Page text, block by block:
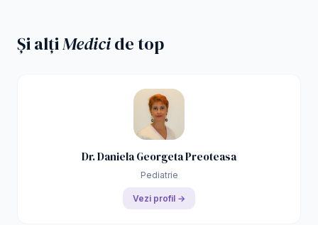
Și alțiMedicide top
Dr. Daniela Georgeta Preoteasa
Pediatrie
Vezi profil →